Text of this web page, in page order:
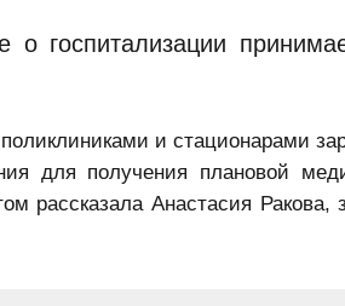
госпитализации
и стационарами
для получения плановой
рассказала Анастасия Ракова,